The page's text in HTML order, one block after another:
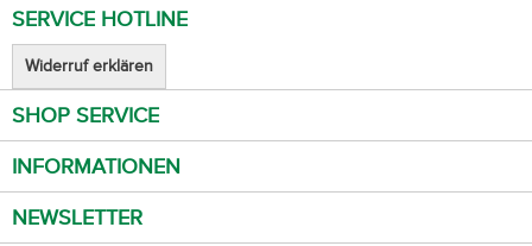
SERVICE HOTLINE
Widerruf erklären
SHOP SERVICE
INFORMATIONEN
NEWSLETTER